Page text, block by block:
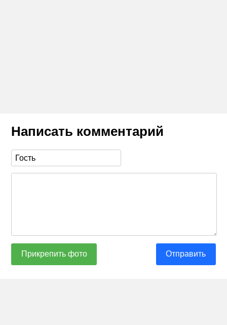
Написать комментарий
Прикрепить фото Отправить